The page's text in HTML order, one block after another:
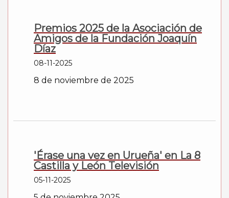
Premios 2025 de la Asociación de
Amigos de la Fundación Joaquín
Díaz
08-11-2025
8 de noviembre de 2025
'Érase una vez en Urueña' en La 8
Castilla y León Televisión
05-11-2025